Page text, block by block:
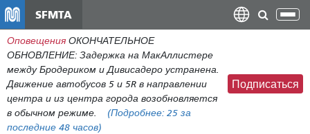
содержанию
SFMTA
Оповещения ОКОНЧАТЕЛЬНОЕ
ОБНОВЛЕНИЕ: Задержка на МакАллистере
между Бродериком и Дивисадеро устранена.
Движение автобусов 5 и 5R в направлении
центра и из центра города возобновляется
в обычном режиме.
(Подробнее: 25 за
последние 48 часов)
Подписаться